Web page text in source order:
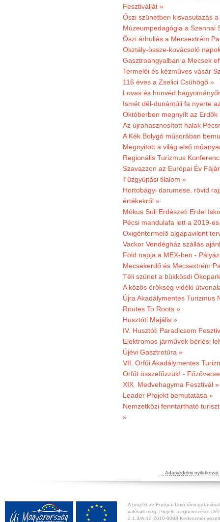
Fesztiválját »
Őszi szünetben kisvasutazás
Múzeumpedagógia a Szennai
Őszi árhullás a Mecsextrém
Osztály-össze-kovácsoló
Gasztroangyalban a Mecsek
Termelői és kézműves vásár
116 éves a Zselici Csühögő »
Lovas és honvéd
Ismét dél-dunántúli fa nyerte
Októberben megnyílt az
Az újrahasznosított halak
A Kék Bolygó műsorában
Megnyitott a világ első
Regionális Turizmus
Szavazzon az Európai Év
Tűzgyújtási tilalom »
Hortobágyi darumese, rövid
értékekről »
Mókus Suli Erdészeti Erdei
Pécsi mandulafa lett a 2019-
Oxigéntermelő algapavilont
Vackor Vendégház szállás
Föld napja a MEX-ben -
Mecsekerdő és Mecsextrém
Téli szünet a bükkösdi
A közös örökség vidéki
Újra Akadálymentes Turizmus
Routes To Roots »
Husztóti Majális »
IV. Husztóti Paradicsom
Elektromos járművek bérlési
Újévi Gasztrotúra »
VII. Orfűi Akadálymentes
Orfűt összefőzzük! -
XIX. Medvehagyma Fesztivál »
Leader Projekt bemutatása »
Nemzetközi fenntartható
»
Adatvédelmi nyilatkozat
A projekt az Európai Unió
valósult meg. Projekt megnevezése:
2.1.3/A-10-2010-0008